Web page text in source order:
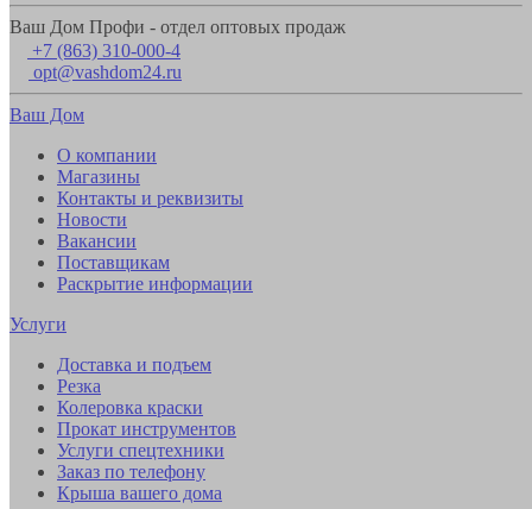
Ваш Дом Профи - отдел оптовых продаж
+7 (863) 310-000-4
opt@vashdom24.ru
Ваш Дом
О компании
Магазины
Контакты и реквизиты
Новости
Вакансии
Поставщикам
Раскрытие информации
Услуги
Доставка и подъем
Резка
Колеровка краски
Прокат инструментов
Услуги спецтехники
Заказ по телефону
Крыша вашего дома